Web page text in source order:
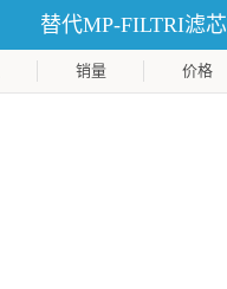
替代MP-FILTRI滤芯
销量 价格